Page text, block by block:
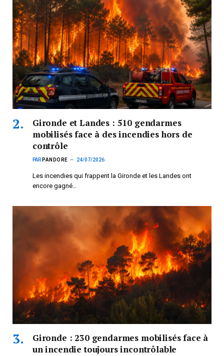
Gironde et Landes : 510 gendarmes
mobilisés face à des incendies hors de
contrôle
PAR PANDORE 24/07/2026
Les incendies qui frappent la Gironde et les Landes ont
encore gagné…
Gironde : 230 gendarmes mobilisés face à
un incendie toujours incontrôlable